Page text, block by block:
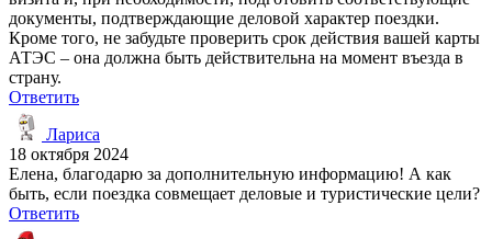
документы, подтверждающие деловой характер поездки.
Кроме того, не забудьте проверить срок действия вашей карты
АТЭС – она должна быть действительна на момент въезда в
страну.
Ответить
Лариса
18 октября 2024
Елена, благодарю за дополнительную информацию! А как
быть, если поездка совмещает деловые и туристические цели?
Ответить